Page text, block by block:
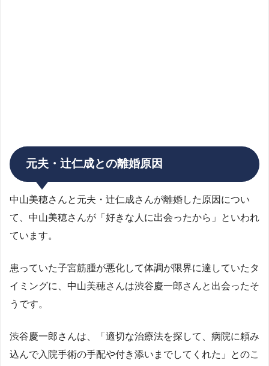
元夫・辻仁成との離婚原因
中山美穂さんと元夫・辻仁成さんが離婚した原因につい
て、中山美穂さんが「好きな人に出会ったから」といわれ
ています。
患っていた子宮筋腫が悪化して体調が限界に達していたタ
イミングに、中山美穂さんは渋谷慶一郎さんと出会ったそ
うです。
渋谷慶一郎さんは、「適切な治療法を探して、病院に頼み
込んで入院手術の手配や付き添いまでしてくれた」とのこ